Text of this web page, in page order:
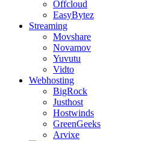
Offcloud
EasyBytez
Streaming
Movshare
Novamov
Yuvutu
Vidto
Webhosting
BigRock
Justhost
Hostwinds
GreenGeeks
Arvixe